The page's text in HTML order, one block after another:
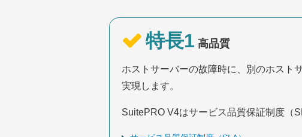
特長1 高品質
ホストサーバーの故障時に、別のホスト
実現します。
SuitePRO V4はサービス品質保証制度（